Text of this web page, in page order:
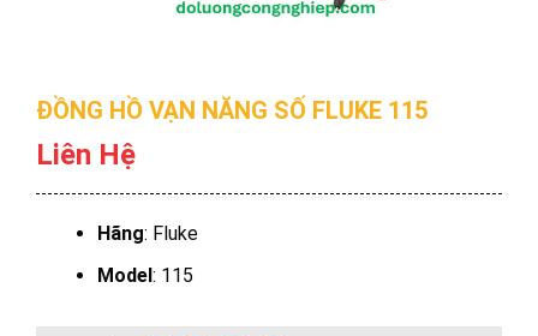
ĐỒNG HỒ VẠN NĂNG SỐ FLUKE 115
Liên Hệ
Hãng: Fluke
Model: 115